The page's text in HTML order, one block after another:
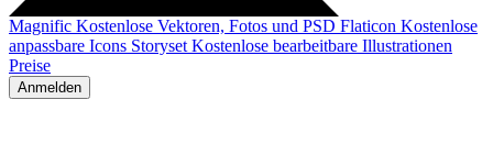
Magnific Kostenlose Vektoren, Fotos und PSD Flaticon Kostenlose
anpassbare Icons Storyset Kostenlose bearbeitbare Illustrationen
Preise
Anmelden